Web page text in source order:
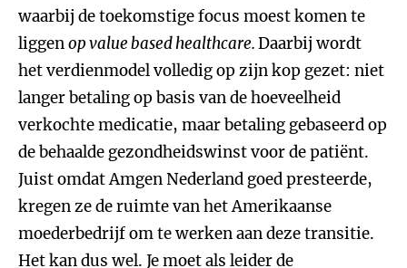
waarbij de toekomstige focus moest komen te
liggenop value based healthcare.Daarbij wordt
het verdienmodel volledig op zijn kop gezet: niet
langer betaling op basis van de hoeveelheid
verkochte medicatie, maar betaling gebaseerd op
de behaalde gezondheidswinst voor de patiënt.
Juist omdat Amgen Nederland goed presteerde,
kregen ze de ruimte van het Amerikaanse
moederbedrijf om te werken aan deze transitie.
Het kan dus wel. Je moet als leider de